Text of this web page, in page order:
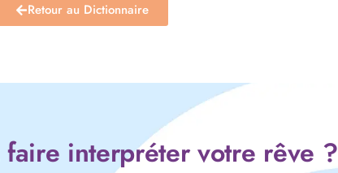
Retour au Dictionnaire
faire interpréter votre rêve ?